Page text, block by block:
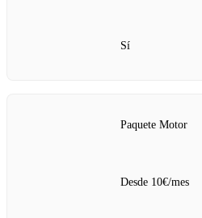
Sí
Paquete Motor
Desde 10€/mes